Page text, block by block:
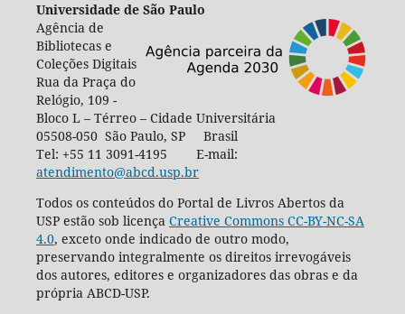
Universidade de São Paulo
Agência de
Bibliotecas e
Coleções Digitais
Rua da Praça do
Relógio, 109 -
Bloco L – Térreo – Cidade Universitária
05508-050 São Paulo, SP Brasil
Tel: +55 11 3091-4195 E-mail:
atendimento@abcd.usp.br
Todos os conteúdos do Portal de Livros Abertos da
USP estão sob licença Creative Commons CC-BY-NC-SA
4.0, exceto onde indicado de outro modo,
preservando integralmente os direitos irrevogáveis
dos autores, editores e organizadores das obras e da
própria ABCD-USP.